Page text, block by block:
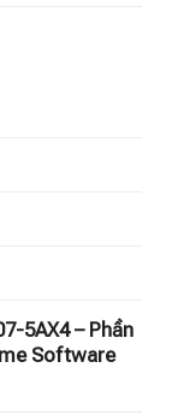
5AX4 – Phần
Software